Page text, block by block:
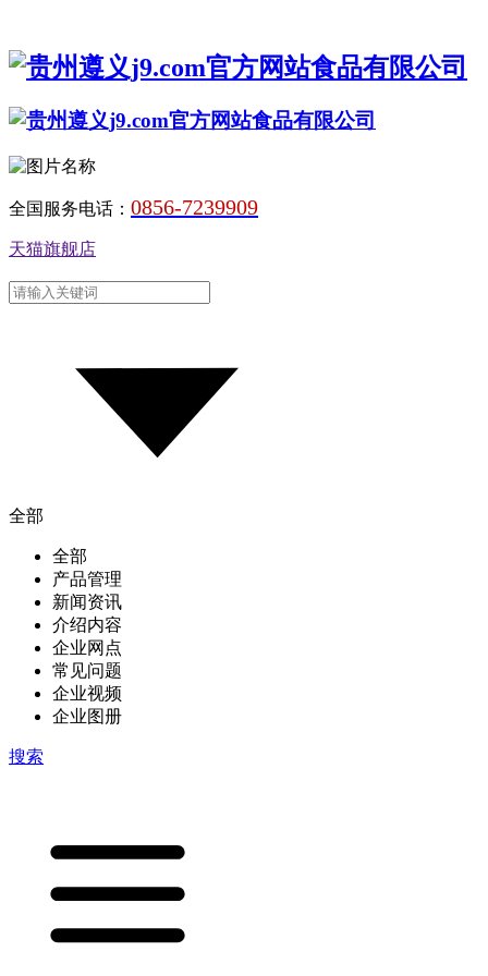
全国服务电话： 0856-7239909
天猫旗舰店
全部
全部
产品管理
新闻资讯
介绍内容
企业网点
常见问题
企业视频
企业图册
搜索